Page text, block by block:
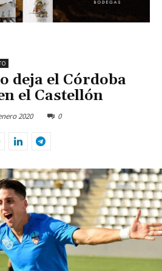
deja el Córdoba
el Castellón
2020 0